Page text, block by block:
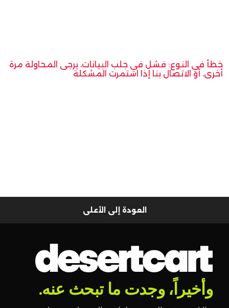
خطأ في النوع: فشل في جلب البيانات، يرجى المحاولة مرة
أخرى، أو الاتصال بنا إذا استمرت المشكلة
العودة إلى الأعلى
وأخيراً، وجدت ما تبحث عنه.